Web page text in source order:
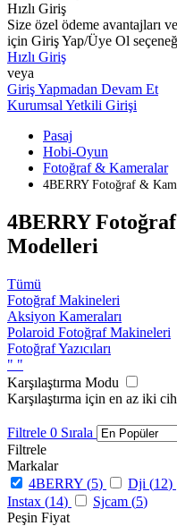
Hızlı Giriş
Size özel ödeme avantajları
için Giriş Yap/Üye Ol
Hızlı Giriş
veya
Giriş Yapmadan Devam Et
Kurumsal Yetkili Girişi
Pasaj
Hobi-Oyun
Fotoğraf & Kameralar
4BERRY Fotoğraf &
4BERRY
Modelleri
Tümü
Fotoğraf Makineleri
Aksiyon Kameraları
Polaroid Fotoğraf Makineleri
Fotoğraf Yazıcıları
" "
Karşılaştırma Modu
Karşılaştırma için en az iki
Filtrele 0 Sırala
Filtrele
Markalar
4BERRY (5) Dji (12)
Instax (14) Sjcam (5)
Peşin Fiyat